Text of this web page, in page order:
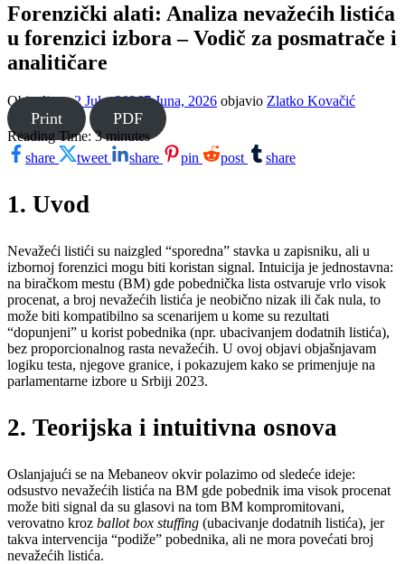
Forenzički alati: Analiza nevažećih listića
u forenzici izbora – Vodič za posmatrače i
analitičare
Objavljeno2 Jula, 20267 Juna, 2026 objavio Zlatko Kovačić
Print PDF
Reading Time:3 minutes
share
tweet share pin post share
1. Uvod
Nevažeći listići su naizgled “sporedna” stavka u zapisniku, ali u
izbornoj forenzici mogu biti koristan signal. Intuicija je jednostavna:
na biračkom mestu (BM) gde pobednička lista ostvaruje vrlo visok
procenat, a broj nevažećih listića je neobično nizak ili čak nula, to
može biti kompatibilno sa scenarijem u kome su rezultati
“dopunjeni” u korist pobednika (npr. ubacivanjem dodatnih listića),
bez proporcionalnog rasta nevažećih. U ovoj objavi objašnjavam
logiku testa, njegove granice, i pokazujem kako se primenjuje na
parlamentarne izbore u Srbiji 2023.
2. Teorijska i intuitivna osnova
Oslanjajući se na Mebaneov okvir polazimo od sledeće ideje:
odsustvo nevažećih listića na BM gde pobednik ima visok procenat
može biti signal da su glasovi na tom BM kompromitovani,
verovatno kroz ballot box stuffing (ubacivanje dodatnih listića), jer
takva intervencija “podiže” pobednika, ali ne mora povećati broj
nevažećih listića.